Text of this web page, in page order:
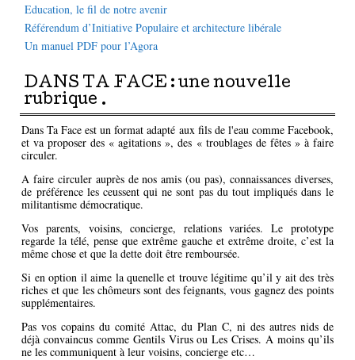
Education, le fil de notre avenir
Référendum d’Initiative Populaire et architecture libérale
Un manuel PDF pour l’Agora
DANS TA FACE : une nouvelle
rubrique .
Dans Ta Face est un format adapté aux fils de l'eau comme Facebook,
et va proposer des « agitations », des « troublages de fêtes » à faire
circuler.
A faire circuler auprès de nos amis (ou pas), connaissances diverses,
de préférence les ceussent qui ne sont pas du tout impliqués dans le
militantisme démocratique.
Vos parents, voisins, concierge, relations variées. Le prototype
regarde la télé, pense que extrême gauche et extrême droite, c’est la
même chose et que la dette doit être remboursée.
Si en option il aime la quenelle et trouve légitime qu’il y ait des très
riches et que les chômeurs sont des feignants, vous gagnez des points
supplémentaires.
Pas vos copains du comité Attac, du Plan C, ni des autres nids de
déjà convaincus comme Gentils Virus ou Les Crises. A moins qu’ils
ne les communiquent à leur voisins, concierge etc…